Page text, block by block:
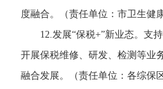
度融合。
（责任单位：市卫生健
12.发展“保税+”新业态。 支
开展保税维修、研发、检测等业
融合发展。
（责任单位：各综保